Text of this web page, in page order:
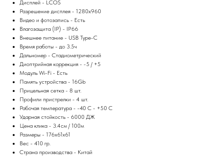
Дисплей - LCOS
Разрешение дисплея - 1280x960
Видео и фотозапись - Есть
Влагозащита (IP) - IP66
Внешнее питание - USB Type-C
Время работы - до 3.5ч
Дальномер - Стадиометрический
Диоптрийная коррекция - -5 / +5
Модуль Wi-Fi - Есть
Память устройства - 16Gb
Прицельная сетка - 8 шт.
Профили пристрелки - 4 шт.
Рабочая температура - -40 C - +50 C
Ударная стойкость - 6000 ДЖ
Цена клика - 3.4см / 100м
Размеры - 176x61x61
Вес - 410 гр.
Страна производства - Китай